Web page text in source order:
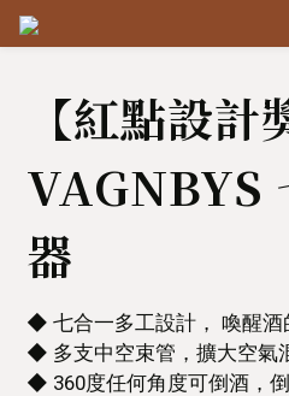
【紅點設計
VAGNBYS
器
◆ 七合一多工設計， 喚醒酒
◆ 多支中空束管，擴大空氣
◆ 360度任何角度可倒酒，